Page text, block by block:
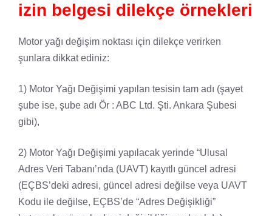
izin belgesi dilekçe örnekleri
Motor yağı değişim noktası için dilekçe verirken
şunlara dikkat ediniz:
1) Motor Yağı Değişimi yapılan tesisin tam adı (şayet
şube ise, şube adı Ör : ABC Ltd. Şti. Ankara Şubesi
gibi),
2) Motor Yağı Değişimi yapılacak yerinde “Ulusal
Adres Veri Tabanı’nda (UAVT) kayıtlı güncel adresi
(EÇBS’deki adresi, güncel adresi değilse veya UAVT
Kodu ile değilse, EÇBS’de “Adres Değişikliği”